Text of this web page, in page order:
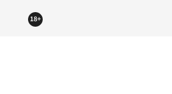
18+